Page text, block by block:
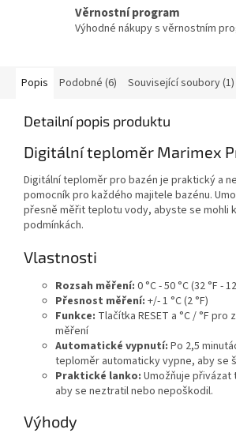
Věrnostní program
Výhodné nákupy s věrnostním
Popis Podobné (6) Související soubory (1)
Detailní popis produktu
Digitální teploměr Marimex
Digitální teploměr pro bazén je praktický a
pomocník pro každého majitele bazénu.
přesně měřit teplotu vody, abyste se mohli
podmínkách.
Vlastnosti
Rozsah měření: 0 °C - 50 °C (32 °F -
Přesnost měření: +/- 1 °C (2 °F)
Funkce: Tlačítka RESET a °C / °F
měření
Automatické vypnutí: Po 2,5
teploměr automaticky vypne, aby se
Praktické lanko: Umožňuje
aby se neztratil nebo nepoškodil.
Výhody